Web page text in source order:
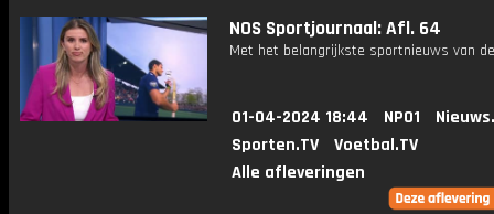
NOS Sportjournaal: Afl. 64
Met het belangrijkste sportnieuws van
01-04-2024 18:44 NPO1
Sporten.TV
Voetbal.TV
Alle afleveringen